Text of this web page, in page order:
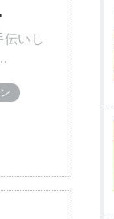
伝いし